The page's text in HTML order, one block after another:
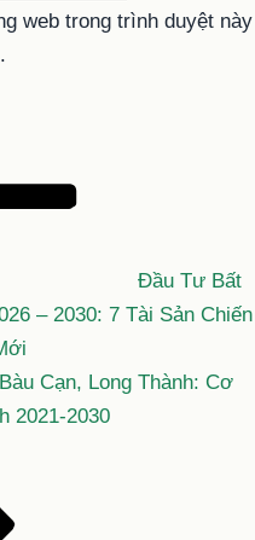
web trong trình duyệt này
Đầu Tư Bất
– 2030: 7 Tài Sản Chiến
Cạn, Long Thành: Cơ
2021-2030